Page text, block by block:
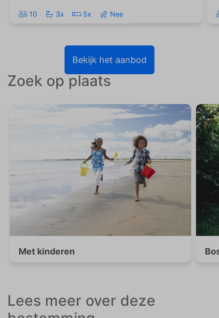
10 3x 5x Nee
Bekijk het aanbod
Zoek op plaats
Met kinderen
Lees meer over deze